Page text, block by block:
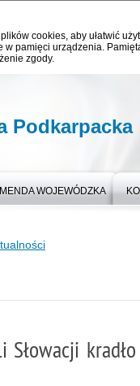
cookies, aby ułatwić
w pamięci urządzenia.
zgody.
Podkarpacka
WOJEWÓDZKA
Słowacji